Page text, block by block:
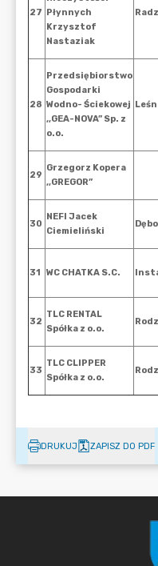
DRUKUJ ZAPISZ DO PDF